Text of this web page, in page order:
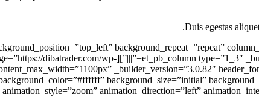
Duis egestas
Tracking” url=”#” image=”https://dibatrader.com/wp-
_builder_version=”3.0.82″
background_size=”initial”
animation_direction=”left”